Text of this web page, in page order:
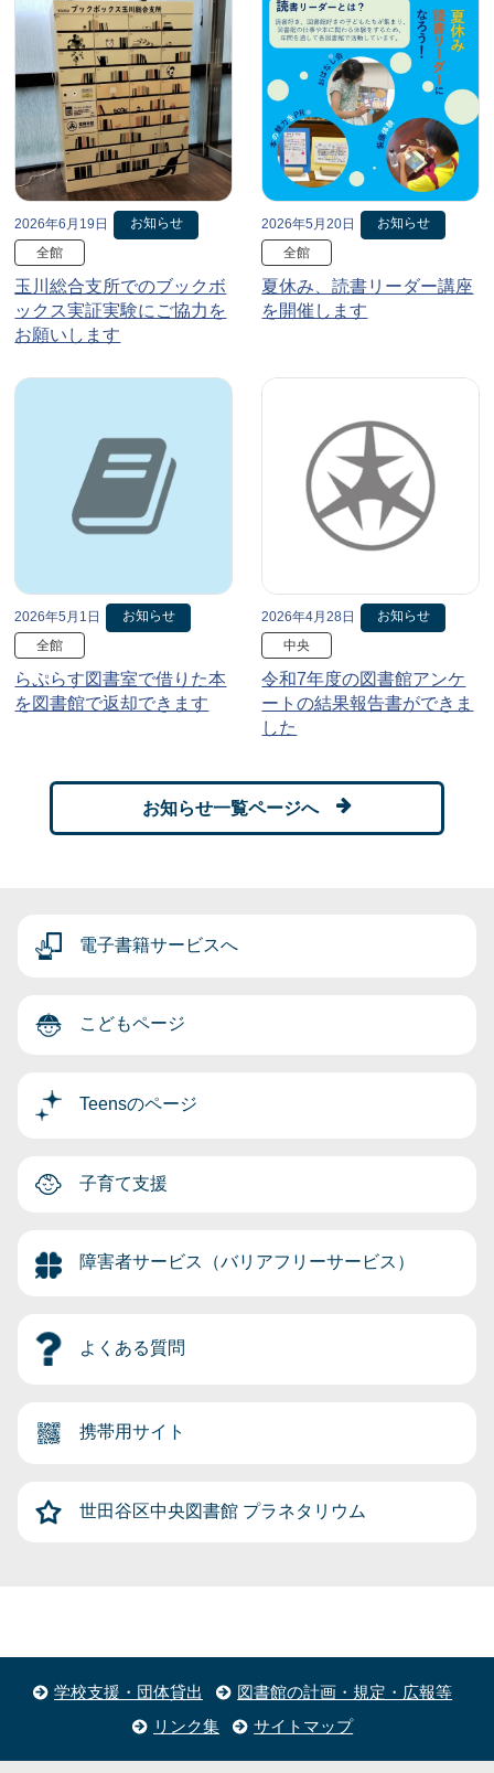
2026年6月19日
お知らせ
全館
玉川総合支所でのブックボ
ックス実証実験にご協力を
お願いします
2026年5月20日
お知らせ
全館
夏休み、読書リーダー講座
を開催します
2026年5月1日
お知らせ
全館
らぷらす図書室で借りた本
を図書館で返却できます
2026年4月28日
お知らせ
中央
令和7年度の図書館アンケ
ートの結果報告書ができま
した
お知らせ一覧ページへ
電子書籍サービスへ
こどもページ
Teensのページ
子育て支援
障害者サービス（バリアフリーサービス）
よくある質問
携帯用サイト
世田谷区中央図書館 プラネタリウム
学校支援・団体貸出
図書館の計画・規定・広報等
リンク集
サイトマップ